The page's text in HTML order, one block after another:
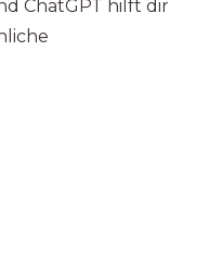
ChatGPT hilft dir